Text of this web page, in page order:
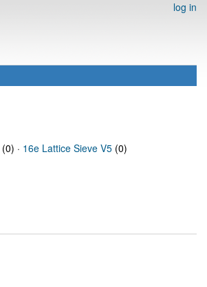
log in
(0) · 16e Lattice Sieve V5 (0)